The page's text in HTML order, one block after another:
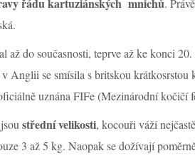
.
až do současnosti, teprve až ke konci
Anglii se smísila s britskou
uznána FIFe (Mezinárodní kočičí
střední velikosti, kocouři váží
3 až 5 kg. Naopak se dožívají